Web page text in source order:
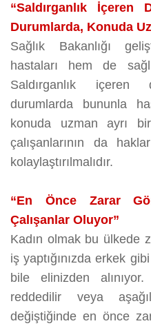
“Saldırganlık İçeren
Durumlarda, Konuda
Sağlık Bakanlığı
hastaları hem de
Saldırganlık içeren
durumlarda bununla
konuda uzman ayrı
çalışanlarının da
kolaylaştırılmalıdır.
“En Önce Zarar
Çalışanlar Oluyor”
Kadın olmak bu ülkede
iş yaptığınızda erkek gibi
bile elinizden alınıyor.
reddedilir veya
değiştiğinde en önce